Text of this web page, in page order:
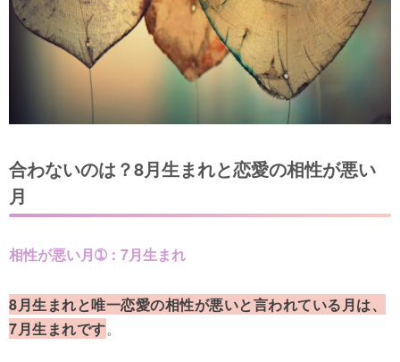
合わないのは？8月生まれと恋愛の相性が悪い
月
相性が悪い月➀：7月生まれ
8月生まれと唯一恋愛の相性が悪いと言われている月は、
7月生まれです。